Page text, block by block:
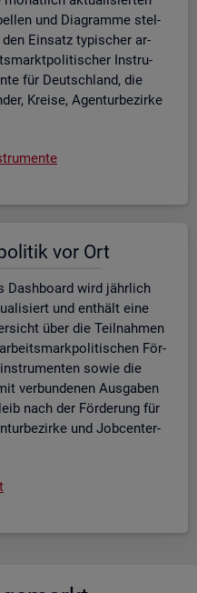
und Dia­gram­me stel­
den Ein­satz ty­pi­scher ar­
In­stru­
für Deutsch­land, die
Krei­se, Agen­tur­be­zir­ke
vor Ort
Da­sh­board wird jähr­lich
und ent­hält eine
über die Teil­nah­men
För­
sowie die
ver­bun­de­nen Aus­ga­ben
nach der För­de­rung für
und Job­cent­er­